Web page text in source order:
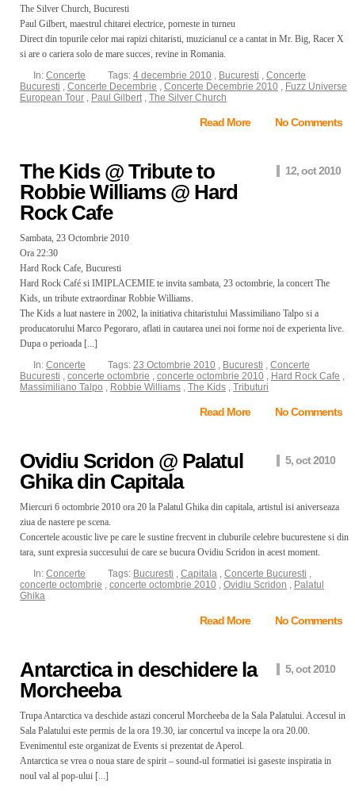
The Silver Church, Bucuresti
Paul Gilbert, maestrul chitarei electrice, porneste in turneu
Direct din topurile celor mai rapizi chitaristi, muzicianul ce a cantat in Mr. Big, Racer X
si are o cariera solo de mare succes, revine in Romania.
In: Concerte Tags: 4 decembrie 2010 , Bucuresti , Concerte
Bucuresti , Concerte Decembrie , Concerte Decembrie 2010 , Fuzz Universe
European Tour , Paul Gilbert , The Silver Church
Read More No Comments
The Kids @ Tribute to
Robbie Williams @ Hard
Rock Cafe
12, oct 2010
Sambata, 23 Octombrie 2010
Ora 22:30
Hard Rock Cafe, Bucuresti
Hard Rock Café si IMIPLACEMIE te invita sambata, 23 octombrie, la concert The
Kids, un tribute extraordinar Robbie Williams.
The Kids a luat nastere in 2002, la initiativa chitaristului Massimiliano Talpo si a
producatorului Marco Pegoraro, aflati in cautarea unei noi forme noi de experienta live.
Dupa o perioada [...]
In: Concerte Tags: 23 Octombrie 2010 , Bucuresti , Concerte
Bucuresti , concerte octombrie , concerte octombrie 2010 , Hard Rock Cafe ,
Massimiliano Talpo , Robbie Williams , The Kids , Tributuri
Read More No Comments
Ovidiu Scridon @ Palatul
Ghika din Capitala
5, oct 2010
Miercuri 6 octombrie 2010 ora 20 la Palatul Ghika din capitala, artistul isi aniverseaza
ziua de nastere pe scena.
Concertele acoustic live pe care le sustine frecvent in cluburile celebre bucurestene si din
tara, sunt expresia succesului de care se bucura Ovidiu Scridon in acest moment.
In: Concerte Tags: Bucuresti , Capitala , Concerte Bucuresti ,
concerte octombrie , concerte octombrie 2010 , Ovidiu Scridon , Palatul
Ghika
Read More No Comments
Antarctica in deschidere la
Morcheeba
5, oct 2010
Trupa Antarctica va deschide astazi concerul Morcheeba de la Sala Palatului. Accesul in
Sala Palatului este permis de la ora 19.30, iar concertul va incepe la ora 20.00.
Evenimentul este organizat de Events si prezentat de Aperol.
Antarctica se vrea o noua stare de spirit – sound-ul formatiei isi gaseste inspiratia in
noul val al pop-ului [...]